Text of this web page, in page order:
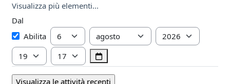
Visualizza più elementi...
Dal
DalAbilita Giorno Mese
Anno
Ora
Minuto